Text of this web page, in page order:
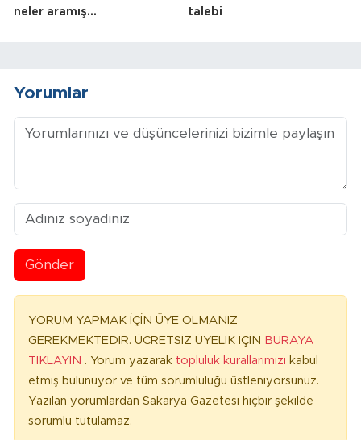
neler aramış...
talebi
Yorumlar
Gönder
YORUM YAPMAK İÇİN ÜYE OLMANIZ
GEREKMEKTEDİR. ÜCRETSİZ ÜYELİK İÇİN BURAYA
TIKLAYIN . Yorum yazarak topluluk kurallarımızı kabul
etmiş bulunuyor ve tüm sorumluluğu üstleniyorsunuz.
Yazılan yorumlardan Sakarya Gazetesi hiçbir şekilde
sorumlu tutulamaz.